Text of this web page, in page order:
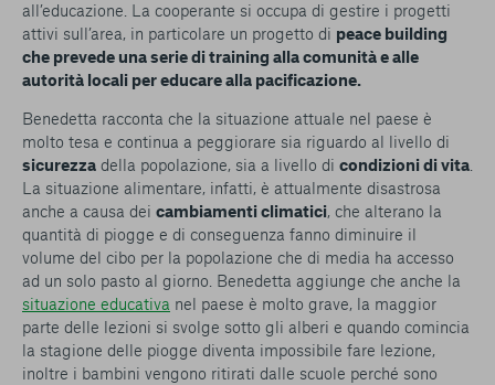
all’educazione. La cooperante si occupa di gestire i progetti
attivi sull’area, in particolare un progetto di peace building
che prevede una serie di training alla comunità e alle
autorità locali per educare alla pacificazione.
Benedetta racconta che la situazione attuale nel paese è
molto tesa e continua a peggiorare sia riguardo al livello di
sicurezza della popolazione, sia a livello di condizioni di vita
La situazione alimentare, infatti, è attualmente disastrosa
anche a causa dei cambiamenti climatici, che alterano la
quantità di piogge e di conseguenza fanno diminuire il
volume del cibo per la popolazione che di media ha accesso
ad un solo pasto al giorno. Benedetta aggiunge che anche la
situazione educativa nel paese è molto grave, la maggior
parte delle lezioni si svolge sotto gli alberi e quando comincia
la stagione delle piogge diventa impossibile fare lezione,
inoltre i bambini vengono ritirati dalle scuole perché sono